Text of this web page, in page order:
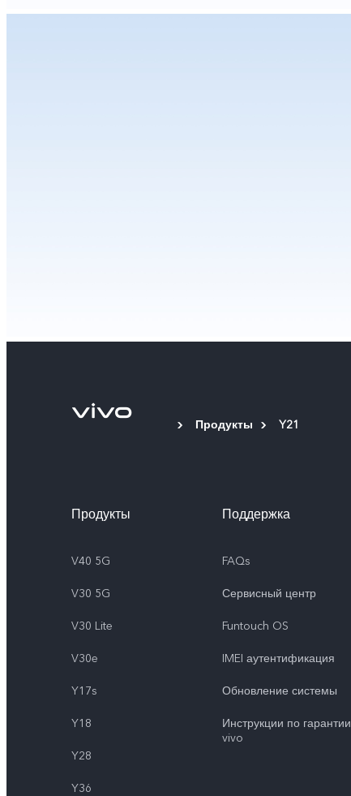
Продукты Y21
Продукты
V40 5G
V30 5G
V30 Lite
V30e
Y17s
Y18
Y28
Y36
Поддержка
FAQs
Сервисный центр
Funtouch OS
IMEI аутентификация
Обновление системы
Инструкции по гарантии
vivo